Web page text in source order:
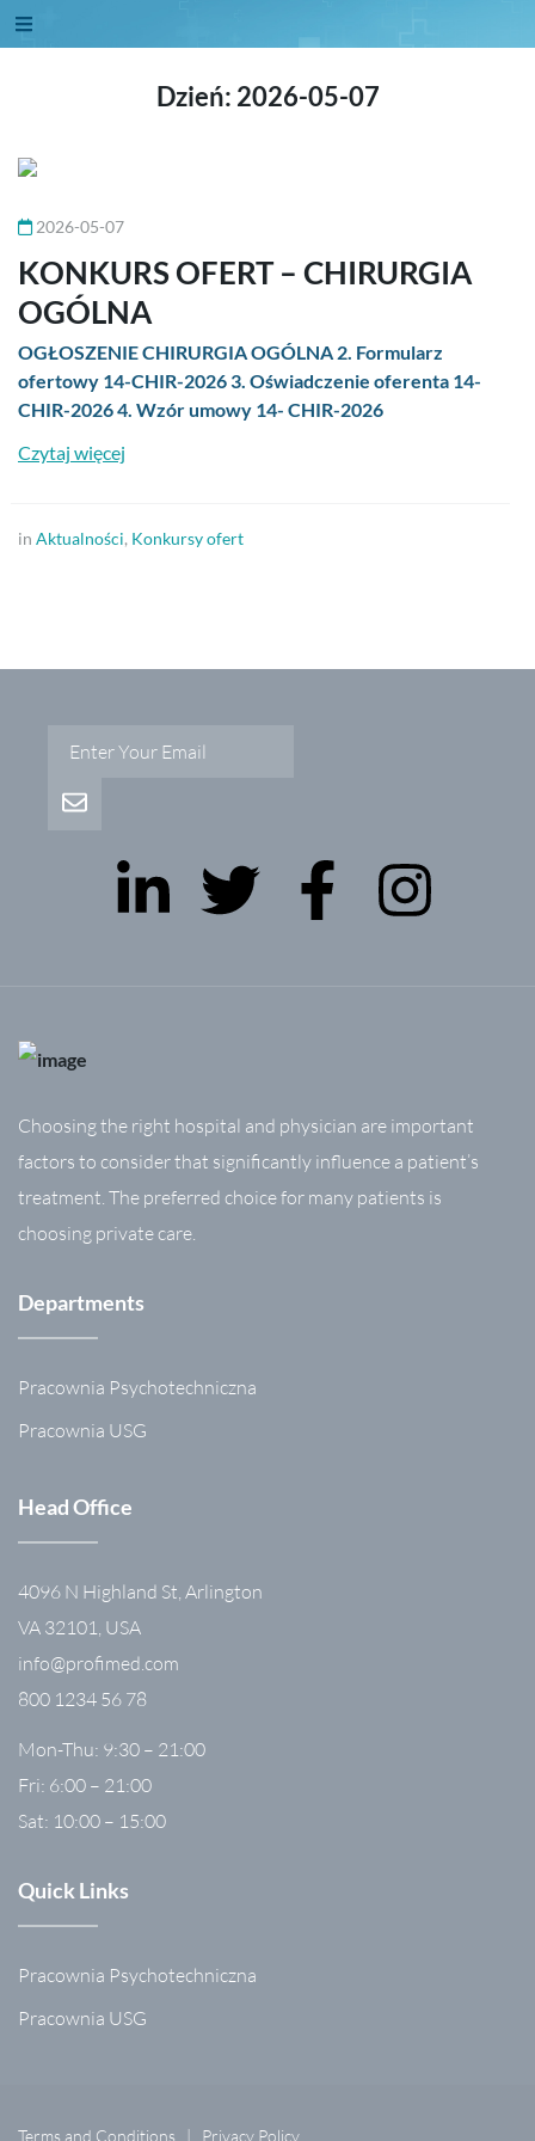
Dzień: 2026-05-07
2026-05-07
KONKURS OFERT – CHIRURGIA
OGÓLNA
OGŁOSZENIE CHIRURGIA OGÓLNA 2. Formularz
ofertowy 14-CHIR-2026 3. Oświadczenie oferenta 14-
CHIR-2026 4. Wzór umowy 14- CHIR-2026
Czytaj więcej
in Aktualności, Konkursy ofert
Choosing the right hospital and physician are important
factors to consider that significantly influence a patient’s
treatment. The preferred choice for many patients is
choosing private care.
Departments
Pracownia Psychotechniczna
Pracownia USG
Head Office
4096 N Highland St, Arlington
VA 32101, USA
info@profimed.com
800 1234 56 78
Mon-Thu: 9:30 – 21:00
Fri: 6:00 – 21:00
Sat: 10:00 – 15:00
Quick Links
Pracownia Psychotechniczna
Pracownia USG
Terms and Conditions | Privacy Policy